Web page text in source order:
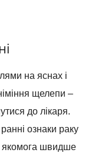
на яснах і
щелепи –
до лікаря.
ознаки раку
якомога швидше